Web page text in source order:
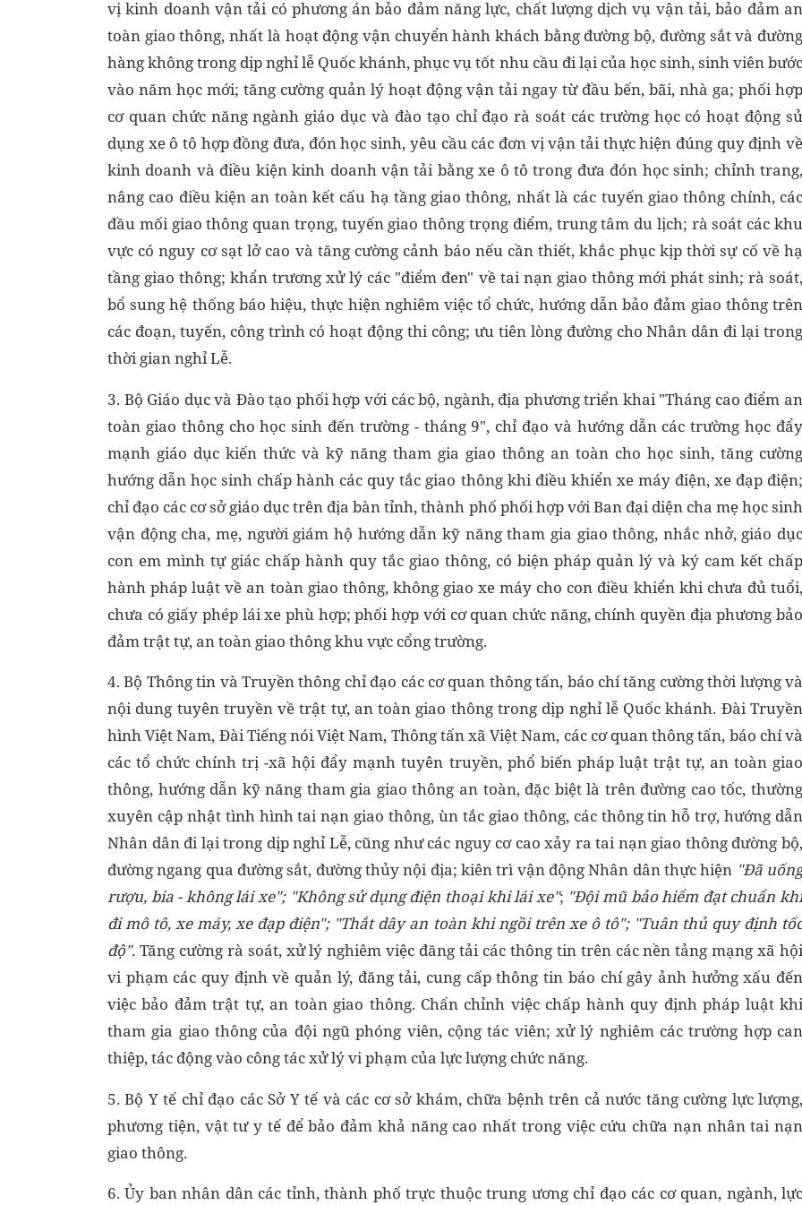
vị kinh doanh vận tải có phương án bảo đảm năng lực, chất lượng dịch vụ vận tải, bảo đảm an
toàn giao thông, nhất là hoạt động vận chuyển hành khách bằng đường bộ, đường sắt và đường
hàng không trong dịp nghỉ lễ Quốc khánh, phục vụ tốt nhu cầu đi lại của học sinh, sinh viên bước
vào năm học mới; tăng cường quản lý hoạt động vận tải ngay từ đầu bến, bãi, nhà ga; phối hợp
cơ quan chức năng ngành giáo dục và đào tạo chỉ đạo rà soát các trường học có hoạt động sử
dụng xe ô tô hợp đồng đưa, đón học sinh, yêu cầu các đơn vị vận tải thực hiện đúng quy định về
kinh doanh và điều kiện kinh doanh vận tải bằng xe ô tô trong đưa đón học sinh; chỉnh trang,
nâng cao điều kiện an toàn kết cấu hạ tầng giao thông, nhất là các tuyến giao thông chính, các
đầu mối giao thông quan trọng, tuyến giao thông trọng điểm, trung tâm du lịch; rà soát các khu
vực có nguy cơ sạt lở cao và tăng cường cảnh báo nếu cần thiết, khắc phục kịp thời sự cố về hạ
tầng giao thông; khẩn trương xử lý các "điểm đen" về tai nạn giao thông mới phát sinh; rà soát,
bổ sung hệ thống báo hiệu, thực hiện nghiêm việc tổ chức, hướng dẫn bảo đảm giao thông trên
các đoạn, tuyến, công trình có hoạt động thi công; ưu tiên lòng đường cho Nhân dân đi lại trong
thời gian nghỉ Lễ.
3. Bộ Giáo dục và Đào tạo phối hợp với các bộ, ngành, địa phương triển khai "Tháng cao điểm an
toàn giao thông cho học sinh đến trường - tháng 9", chỉ đạo và hướng dẫn các trường học đẩy
mạnh giáo dục kiến thức và kỹ năng tham gia giao thông an toàn cho học sinh, tăng cường
hướng dẫn học sinh chấp hành các quy tắc giao thông khi điều khiển xe máy điện, xe đạp điện;
chỉ đạo các cơ sở giáo dục trên địa bàn tỉnh, thành phố phối hợp với Ban đại diện cha mẹ học sinh
vận động cha, mẹ, người giám hộ hướng dẫn kỹ năng tham gia giao thông, nhắc nhở, giáo dục
con em mình tự giác chấp hành quy tắc giao thông, có biện pháp quản lý và ký cam kết chấp
hành pháp luật về an toàn giao thông, không giao xe máy cho con điều khiển khi chưa đủ tuổi,
chưa có giấy phép lái xe phù hợp; phối hợp với cơ quan chức năng, chính quyền địa phương bảo
đảm trật tự, an toàn giao thông khu vực cổng trường.
4. Bộ Thông tin và Truyền thông chỉ đạo các cơ quan thông tấn, báo chí tăng cường thời lượng và
nội dung tuyên truyền về trật tự, an toàn giao thông trong dịp nghỉ lễ Quốc khánh. Đài Truyền
hình Việt Nam, Đài Tiếng nói Việt Nam, Thông tấn xã Việt Nam, các cơ quan thông tấn, báo chí và
các tổ chức chính trị -xã hội đẩy mạnh tuyên truyền, phổ biến pháp luật trật tự, an toàn giao
thông, hướng dẫn kỹ năng tham gia giao thông an toàn, đặc biệt là trên đường cao tốc, thường
xuyên cập nhật tình hình tai nạn giao thông, ùn tắc giao thông, các thông tin hỗ trợ, hướng dẫn
Nhân dân đi lại trong dịp nghỉ Lễ, cũng như các nguy cơ cao xảy ra tai nạn giao thông đường bộ,
đường ngang qua đường sắt, đường thủy nội địa; kiên trì vận động Nhân dân thực hiện "Đã
rượu, bia -không lái xe"; "Không sử dụng điện thoại khi lái xe"; "Đội mũ bảo hiểm đạt chuẩn
đi mô tô, xe máy, xe đạp điện"; "Thắt dây an toàn khi ngồi trên xe ô tô"; "Tuân thủ quy định
độ". Tăng cường rà soát, xử lý nghiêm việc đăng tải các thông tin trên các nền tảng mạng xã hội
vi phạm các quy định về quản lý, đăng tải, cung cấp thông tin báo chí gây ảnh hưởng xấu đến
việc bảo đảm trật tự, an toàn giao thông. Chấn chỉnh việc chấp hành quy định pháp luật khi
tham gia giao thông của đội ngũ phóng viên, cộng tác viên; xử lý nghiêm các trường hợp can
thiệp, tác động vào công tác xử lý vi phạm của lực lượng chức năng.
5. Bộ Y tế chỉ đạo các Sở Y tế và các cơ sở khám, chữa bệnh trên cả nước tăng cường lực lượng,
phương tiện, vật tư y tế để bảo đảm khả năng cao nhất trong việc cứu chữa nạn nhân tai nạn
giao thông.
6. Ủy ban nhân dân các tỉnh, thành phố trực thuộc trung ương chỉ đạo các cơ quan, ngành, lực